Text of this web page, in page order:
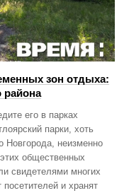
зон отдыха:
района
его в парках
парки, хоть
Новгорода, неизменно
общественных
свидетелями многих
и хранят